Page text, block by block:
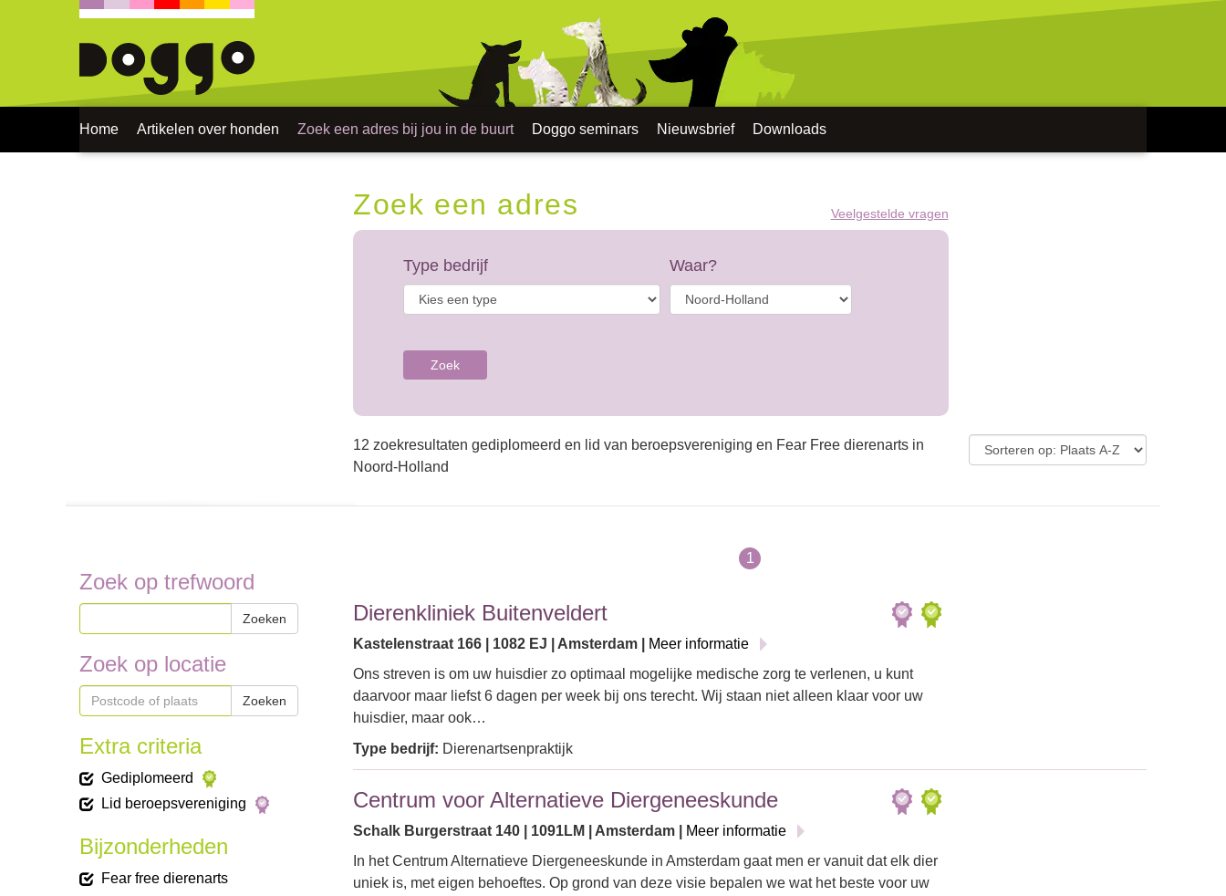
Home Artikelen over honden Zoek een adres bij jou in de buurt Doggo seminars Nieuwsbrief Downloads
Zoek een adres Veelgestelde vragen
Type bedrijf Waar?
Zoek
12 zoekresultaten gediplomeerd en lid van beroepsvereniging en Fear Free dierenarts in
Noord-Holland
Zoek op trefwoord
Zoeken
Zoek op locatie
Zoeken
Extra criteria
Gediplomeerd
Lid beroepsvereniging
Bijzonderheden
Fear free dierenarts
1
Dierenkliniek Buitenveldert
Kastelenstraat 166 | 1082 EJ | Amsterdam |
Meer informatie
Ons streven is om uw huisdier zo optimaal mogelijke medische zorg te verlenen, u kunt
daarvoor maar liefst 6 dagen per week bij ons terecht. Wij staan niet alleen klaar voor uw
huisdier, maar ook…
Type bedrijf: Dierenartsenpraktijk
Centrum voor Alternatieve Diergeneeskunde
Schalk Burgerstraat 140 | 1091LM | Amsterdam |
Meer informatie
In het Centrum Alternatieve Diergeneeskunde in Amsterdam gaat men er vanuit dat elk dier
uniek is, met eigen behoeftes. Op grond van deze visie bepalen we wat het beste voor uw